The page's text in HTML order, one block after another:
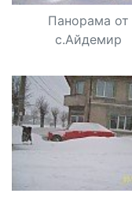
Панорама от
с.Айдемир